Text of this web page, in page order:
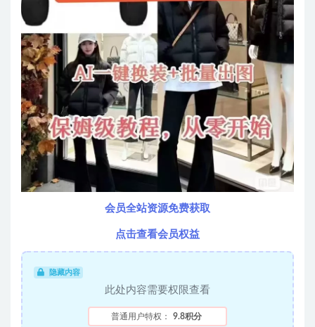
会员全站资源免费获取
点击查看会员权益
隐藏内容
此处内容需要权限查看
普通用户特权： 9.8积分